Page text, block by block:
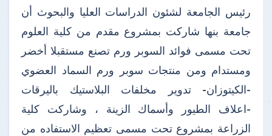
رئيس الجامعة لشئون الدراسات العليا والبحوث أن
جامعة بنها شاركت بمشروع مقدم من كلية العلوم
تحت مسمى فوائد السوبر ورم تصنع مستقبلا أخضر
ومستدام ومن منتجات سوبر ورم السماد العضوي
-الكيتوزان- تدوير مخلفات البلاستيك باليرقات
-اعلاف الطيور وأسماك الزينة ، وشاركت كلية
الزراعة بمشروع تحت مسمى تعظيم الاستفاده من